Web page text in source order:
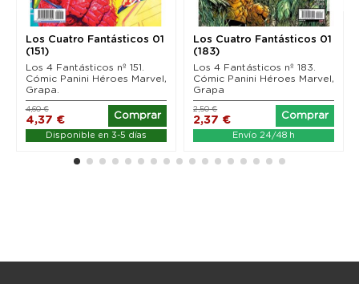
Los Cuatro Fantásticos 01
(151)
Los 4 Fantásticos nº 151.
Cómic Panini Héroes Marvel,
Grapa.
4,37 €
4,60 €
Comprar
Disponible en 3-5 días
Los Cuatro Fantásticos 01
(183)
Los 4 Fantásticos nº 183.
Cómic Panini Héroes Marvel,
Grapa
2,37 €
2,50 €
Comprar
Envío 24/48 h